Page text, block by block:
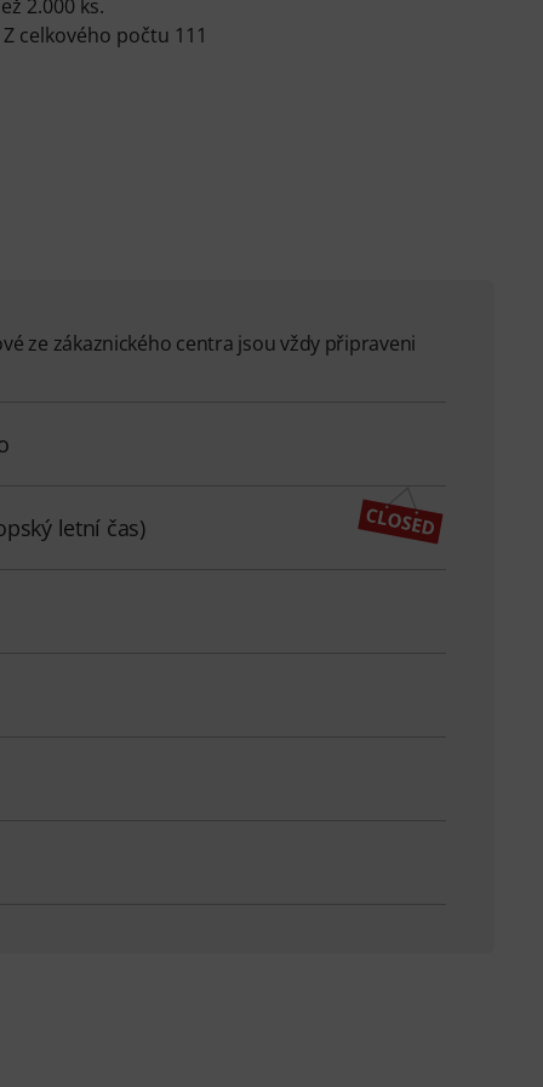
2.000 ks.
celkového počtu 111
ze zákaznického centra jsou vždy připraveni
letní čas)